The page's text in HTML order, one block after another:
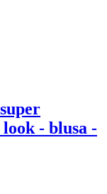
look - blusa -